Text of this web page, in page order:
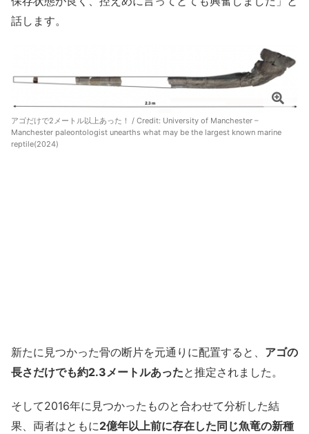
話します。
アゴだけで2メートル以上あった！ / Credit: University of Manchester –
Manchester paleontologist unearths what may be the largest known marine
reptile(2024)
新たに見つかった骨の断片を元通りに配置すると、 アゴの
長さだけでも約2.3メートルあったと推定されました。
そして2016年に見つかったものと合わせて分析した結
果、両者はともに2億年以上前に存在した同じ魚竜の新種